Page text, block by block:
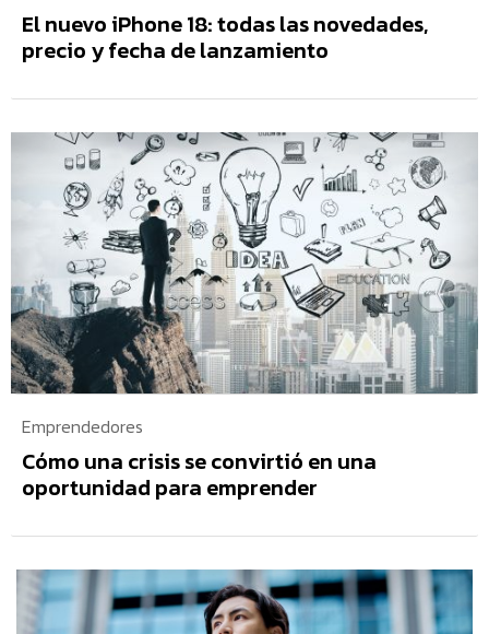
El nuevo iPhone 18: todas las novedades,
precio y fecha de lanzamiento
Emprendedores
Cómo una crisis se convirtió en una
oportunidad para emprender